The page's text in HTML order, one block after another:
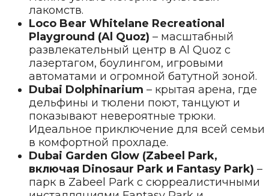
лакомств.
Loco Bear Whitelane Recreational
Playground (Al Quoz) – масштабный
развлекательный центр в Al Quoz с
лазертагом, боулингом, игровыми
автоматами и огромной батутной зоной.
Dubai Dolphinarium – крытая арена, где
дельфины и тюлени поют, танцуют и
показывают невероятные трюки.
Идеальное приключение для всей семьи
в комфортной прохладе.
Dubai Garden Glow (Zabeel Park,
включая Dinosaur Park и Fantasy Park) –
парк в Zabeel Park с сюрреалистичными